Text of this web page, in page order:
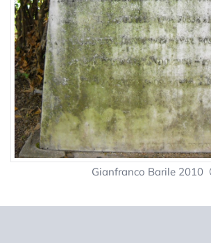
Gianfranco Barile 2010